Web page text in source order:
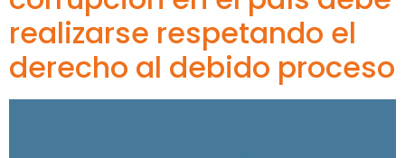
realizarse respetando el
derecho al debido proceso